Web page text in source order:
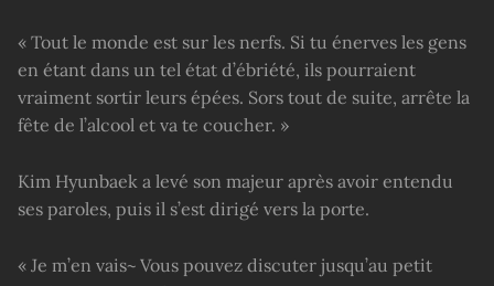
« Tout le monde est sur les nerfs. Si tu énerves les gens
en étant dans un tel état d’ébriété, ils pourraient
vraiment sortir leurs épées. Sors tout de suite, arrête la
fête de l’alcool et va te coucher. »
Kim Hyunbaek a levé son majeur après avoir entendu
ses paroles, puis il s’est dirigé vers la porte.
« Je m’en vais~ Vous pouvez discuter jusqu’au petit